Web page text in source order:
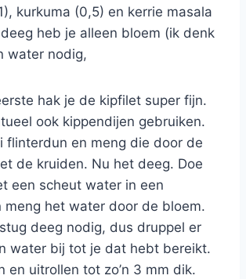
kurkuma (0,5) en kerrie masala
heb je alleen bloem (ik denk
water nodig,
hak je de kipfilet super fijn.
ook kippendijen gebruiken.
flinterdun en meng die door de
de kruiden. Nu het deeg. Doe
een scheut water in een
meng het water door de bloem.
deeg nodig, dus druppel er
water bij tot je dat hebt bereikt.
en uitrollen tot zo’n 3 mm dik.